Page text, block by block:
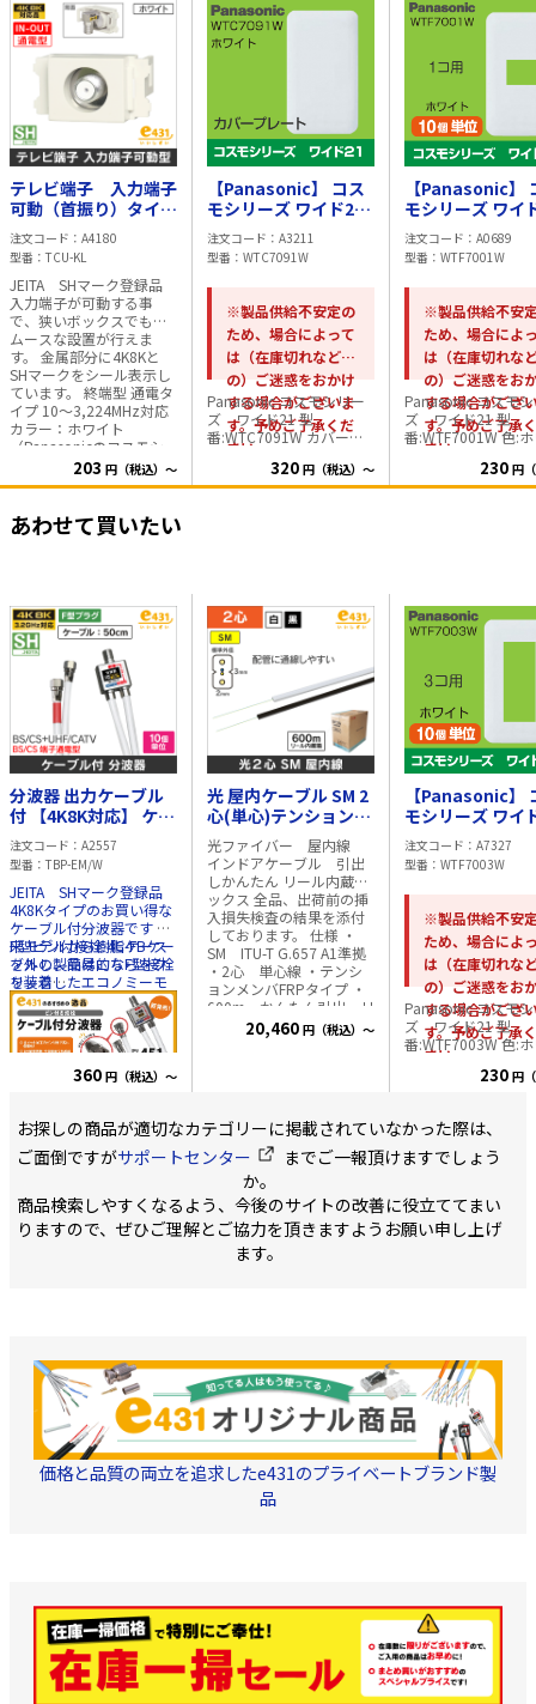
テレビ端子 入力端子
可動（首振り）タイ
プ 通電型 【4K8K
対応】 ホワイト
注文コード
A4180
型番
TCU-KL
JEITA SHマーク登録品
入力端子が可動する事
で、狭いボックスでもス
ムースな設置が行えま
す。 金属部分に4K8Kと
SHマークをシール表示し
ています。 終端型 通電タ
イプ 10～3,224MHz対応
カラー：ホワイト
（Panasonicのコスモシ
リーズ近似色）
203 円（税込）～
【Panasonic】 コス
モシリーズ ワイド21
カバープレート
WTC7091W
注文コード
A3211
型番
WTC7091W
※製品供給不安定の
ため、場合によって
は（在庫切れなど
の）ご迷惑をおかけ
する場合がございま
す。予めご了承くだ
さい。
Panasonic コスモシリー
ズ ワイド21 型
番:WTC7091W カバープ
320 円（税込）～
【Panasonic】
モシリーズ ワイ
1コ用プレート
WTF7001W
注文コード
A0689
型番
WTF7001W
※製品供給不安
ため、場合によ
は（在庫切れな
の）ご迷惑をお
する場合がござ
す。予めご了承
さい。
Panasonic コスモ
ズ ワイド21 型
番:WTF7001W 色:
230 円
あわせて買いたい
分波器 出力ケーブル
付 【4K8K対応】 ケー
ブル長:50cm【10個
単位】
注文コード
A2557
型番
TBP-EM/W
JEITA SHマーク登録品
4K8Kタイプのお買い得な
ケーブル付分波器です 従
来モデルから樹脂ケース
を外し、簡易的なF型接栓
を装着したエコノミーモ
デル CATV/UHF(地上波デ
ジタル放送)と衛星放送
(BS/CS)に分波する場合に
使用します。 50cmのケ
ーブルが既に付いている
ので、すぐに設置が可能
3,224MHz対応 VHF/UHF
側:10-770MHz BS/CS
側:1032-3224MHz ・S-
ケーブル採用 ・ケーブル
長 50cm F型コネクタ
付 ・包装/PE袋で簡易包
F型ピン付接栓 4C-FBケー
ブルの製品はこちらをク
リック
360 円（税込）～
光 屋内ケーブル SM 2
心(単心)テンションメ
ンバFRPタイプ 600m
白
光ファイバー 屋内線
インドアケーブル 引出
しかんたん リール内蔵ボ
ックス 全品、出荷前の挿
入損失検査の結果を添付
しております。 仕様 ・
SM ITU-T G.657 A1準拠
・2心 単心線 ・テンシ
ョンメンバFRPタイプ ・
600m かんたん引出 リ
ール内蔵ボックス
20,460 円（税込）～
【Panasonic】
モシリーズ ワイ
3コ用プレート
WTF7003W
注文コード
A7327
型番
WTF7003W
※製品供給不安
ため、場合によ
は（在庫切れな
の）ご迷惑をお
する場合がござ
す。予めご了承
さい。
Panasonic コスモ
ズ ワイド21 型
番:WTF7003W 色:
230 円
お探しの商品が適切なカテゴリーに掲載されていなかった際は、
ご面倒ですがサポートセンター
までご一報頂けますでしょう
か。
商品検索しやすくなるよう、今後のサイトの改善に役立ててまい
りますので、ぜひご理解とご協力を頂きますようお願い申し上げ
ます。
価格と品質の両立を追求したe431のプライベートブランド製
品